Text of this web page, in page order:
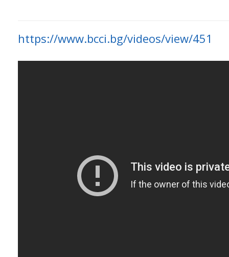
https://www.bcci.bg/videos/view/451